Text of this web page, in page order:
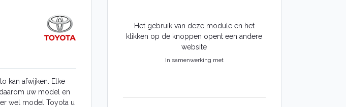
kan afwijken. Elke
uw model en
wel model Toyota u
Het gebruik van deze module en het
klikken op de knoppen opent een andere
website
In samenwerking met